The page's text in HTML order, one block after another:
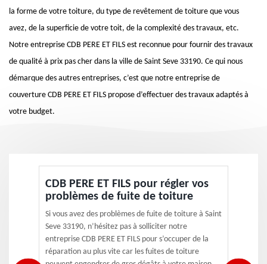
la forme de votre toiture, du type de revêtement de toiture que vous
avez, de la superficie de votre toit, de la complexité des travaux, etc.
Notre entreprise CDB PERE ET FILS est reconnue pour fournir des travaux
de qualité à prix pas cher dans la ville de Saint Seve 33190. Ce qui nous
démarque des autres entreprises, c’est que notre entreprise de
couverture CDB PERE ET FILS propose d’effectuer des travaux adaptés à
votre budget.
CDB PERE ET FILS pour régler vos
problèmes de fuite de toiture
Si vous avez des problèmes de fuite de toiture à Saint
Seve 33190, n’hésitez pas à solliciter notre
entreprise CDB PERE ET FILS pour s’occuper de la
réparation au plus vite car les fuites de toiture